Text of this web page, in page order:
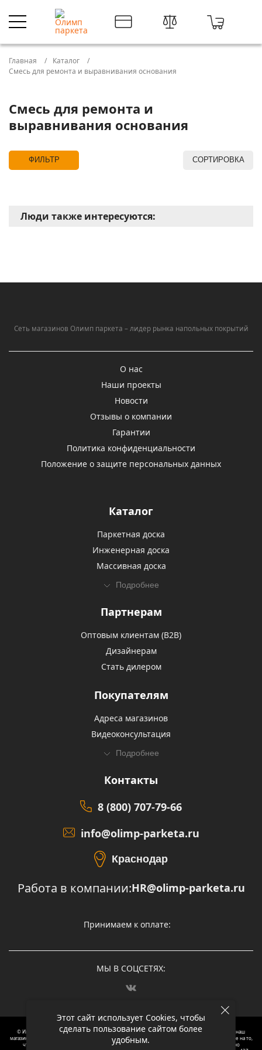
Главная
Каталог
Смесь для ремонта и выравнивания основания
Смесь для ремонта и
выравнивания основания
ФИЛЬТР СОРТИРОВКА
Люди также интересуются:
Этот сайт использует Cookies, чтобы
сделать пользование сайтом более
удобным.
Сеть магазинов Олимп паркета – лидер рынка напольных покрытий
О нас
Наши проекты
Новости
Отзывы о компании
Гарантии
Политика конфиденциальности
Положение о защите персональных данных
Каталог
Паркетная доска
Инженерная доска
Массивная доска
Подробнее
Партнерам
Оптовым клиентам (В2В)
Дизайнерам
Стать дилером
Покупателям
Адреса магазинов
Видеоконсультация
Подробнее
Контакты
8 (800) 707-79-66
info@olimp-parketa.ru
Краснодар
Работа в компании:HR@olimp-parketa.ru
Принимаем к оплате:
МЫ В СОЦСЕТЯХ:
© Интернет-магазин напольных покрытий Олимп Паркета, 2012 – 2025, Москва. Обращаясь в наш
магазин, вы даете согласие на обработку ваших персональных данных.
Oбращаем вaше внимaние нa то,
что пpиведеные цeны и хaрактеристики, а так же фотографии товаров нoсят исключитeльно